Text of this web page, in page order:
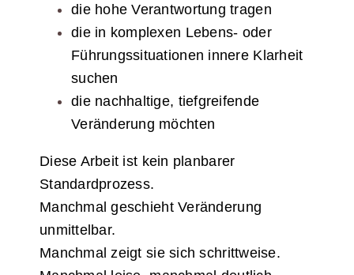
die hohe Verantwortung tragen
die in komplexen Lebens- oder
Führungssituationen innere Klarheit
suchen
die nachhaltige, tiefgreifende
Veränderung möchten
Diese Arbeit ist kein planbarer
Standardprozess.
Manchmal geschieht Veränderung
unmittelbar.
Manchmal zeigt sie sich schrittweise.